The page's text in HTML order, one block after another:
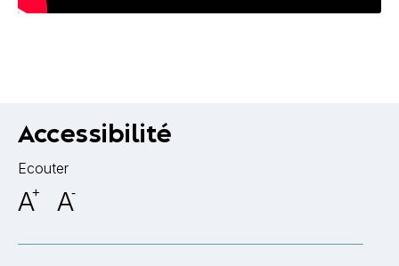
Accessibilité
Ecouter
A+ A-